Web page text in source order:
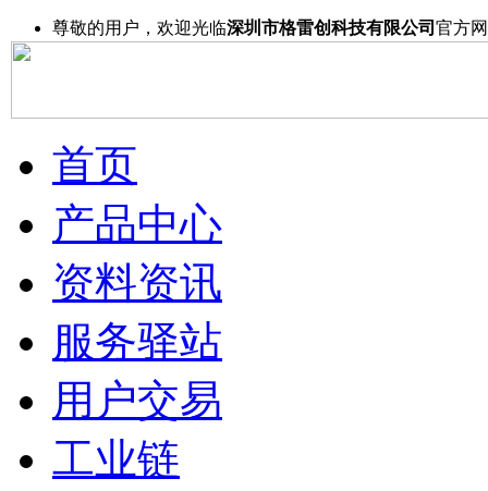
尊敬的用户，欢迎光临深圳市格雷创科技有限公司 官方
首页
产品中心
资料资讯
服务驿站
用户交易
工业链